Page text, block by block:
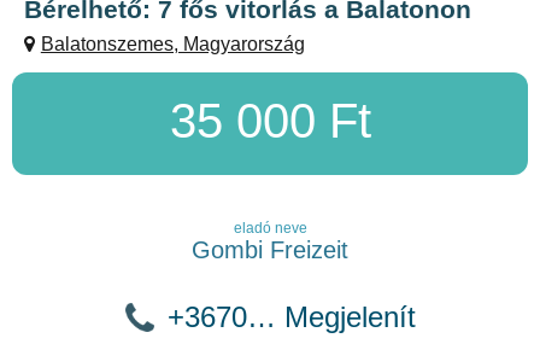
Bérelhető: 7 fős vitorlás a Balatonon
Balatonszemes, Magyarország
35 000 Ft
eladó neve
Gombi Freizeit
+3670… Megjelenít